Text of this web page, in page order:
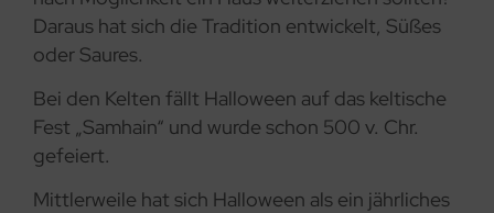
Daraus hat sich die Tradition entwickelt, Süßes
oder Saures.
Bei den Kelten fällt Halloween auf das keltische
Fest „Samhain“ und wurde schon 500 v. Chr.
gefeiert.
Mittlerweile hat sich Halloween als ein jährliches